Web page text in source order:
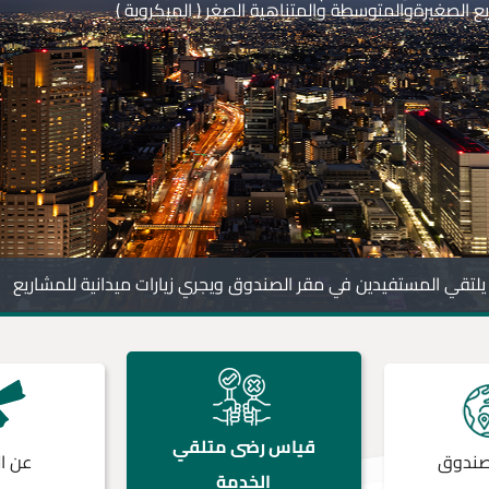
المستهدفة بحيث تقوم بخلق فرص عمل للناشطين
قياس رضى متلقي
الخدمة
عن